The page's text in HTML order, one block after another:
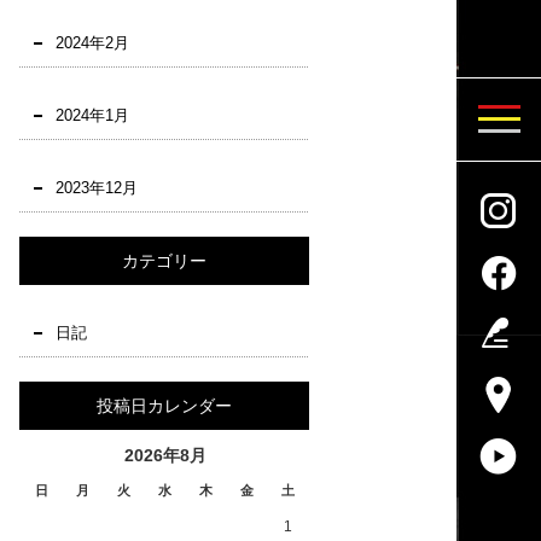
2024年2月
2024年1月
2023年12月
カテゴリー
日記
投稿日カレンダー
2026年8月
日 月 火 水 木 金 土
1